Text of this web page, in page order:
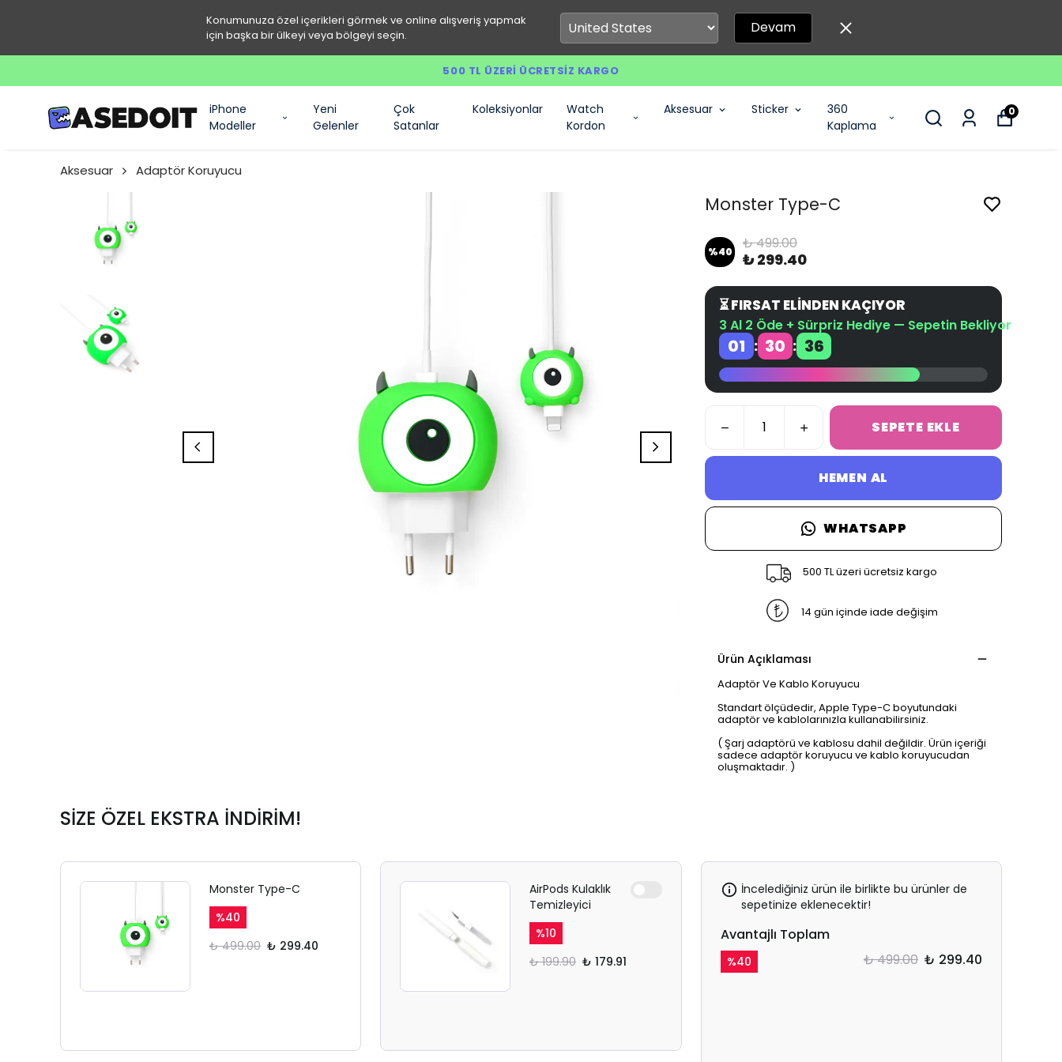
Konumunuza özel içerikleri görmek ve online alışveriş yapmak
için başka bir ülkeyi veya bölgeyi seçin.
Devam
500 TL ÜZERI ÜCRETSIZ KARGO
iPhone
Modeller
Yeni
Gelenler
Çok
Satanlar
Koleksiyonlar
Watch
Kordon
Aksesuar Sticker
360
Kaplama
0
Aksesuar Adaptör Koruyucu
Monster Type-C
%40 ₺ 499.00
₺ 299.40
⏳ FIRSAT ELİNDEN KAÇIYOR
3 Al 2 Öde + Sürpriz Hediye — Sepetin Bekliyor
01 : 30 : 36
SEPETE EKLE
HEMEN AL
WHATSAPP
500 TL üzeri ücretsiz kargo
14 gün içinde iade değişim
Ürün Açıklaması
Adaptör Ve Kablo Koruyucu
Standart ölçüdedir, Apple Type-C boyutundaki
adaptör ve kablolarınızla kullanabilirsiniz.
( Şarj adaptörü ve kablosu dahil değildir. Ürün içeriği
sadece adaptör koruyucu ve kablo koruyucudan
oluşmaktadır. )
SİZE ÖZEL EKSTRA İNDİRİM!
Monster Type-C
%40
₺ 499.00 ₺ 299.40
AirPods Kulaklık
Temizleyici
%10
₺ 199.90 ₺ 179.91
İncelediğiniz ürün ile birlikte bu ürünler de
sepetinize eklenecektir!
Avantajlı Toplam
%40 ₺ 499.00 ₺ 299.40